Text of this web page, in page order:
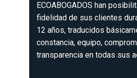
ECOABOGADOS han
fidelidad de sus clientes
12 años, traducidos
constancia, equipo,
transparencia en todas sus